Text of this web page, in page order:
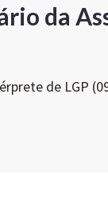
da
de LGP